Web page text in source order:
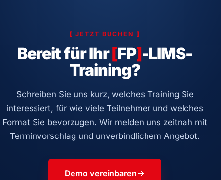
[ JETZT BUCHEN]
Bereit für Ihr[FP]-LIMS-
Training?
Schreiben Sie uns kurz, welches Training Sie
interessiert, für wie viele Teilnehmer und welches
Format Sie bevorzugen. Wir melden uns zeitnah mit
Terminvorschlag und unverbindlichem Angebot.
Demo vereinbaren